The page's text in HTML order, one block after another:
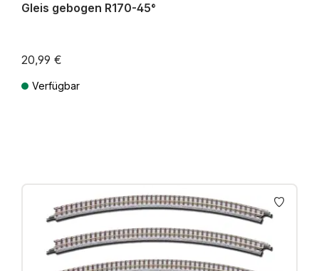
Gleis gebogen R170-45°
20,99 €
Verfügbar